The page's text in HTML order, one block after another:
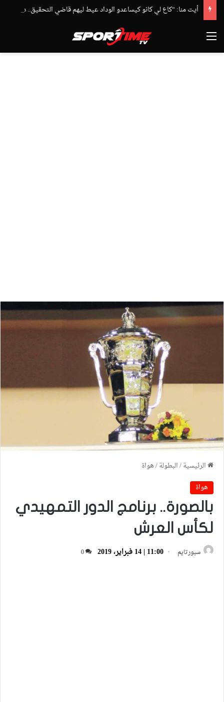
أيت منا: “كاع لي كانو كيساعدو الوداد عيط ليهم قاضي التحقيق.. دابا حتى شي واحد ما بقا باغي يعاون”
القائمة
الرئيسية/البطولة/هواة
هواة
بالصورة.. برنامج الدور التمهيدي
لكأس العرش
سبورتايم 11:00 | 14 فبراير، 2019 0